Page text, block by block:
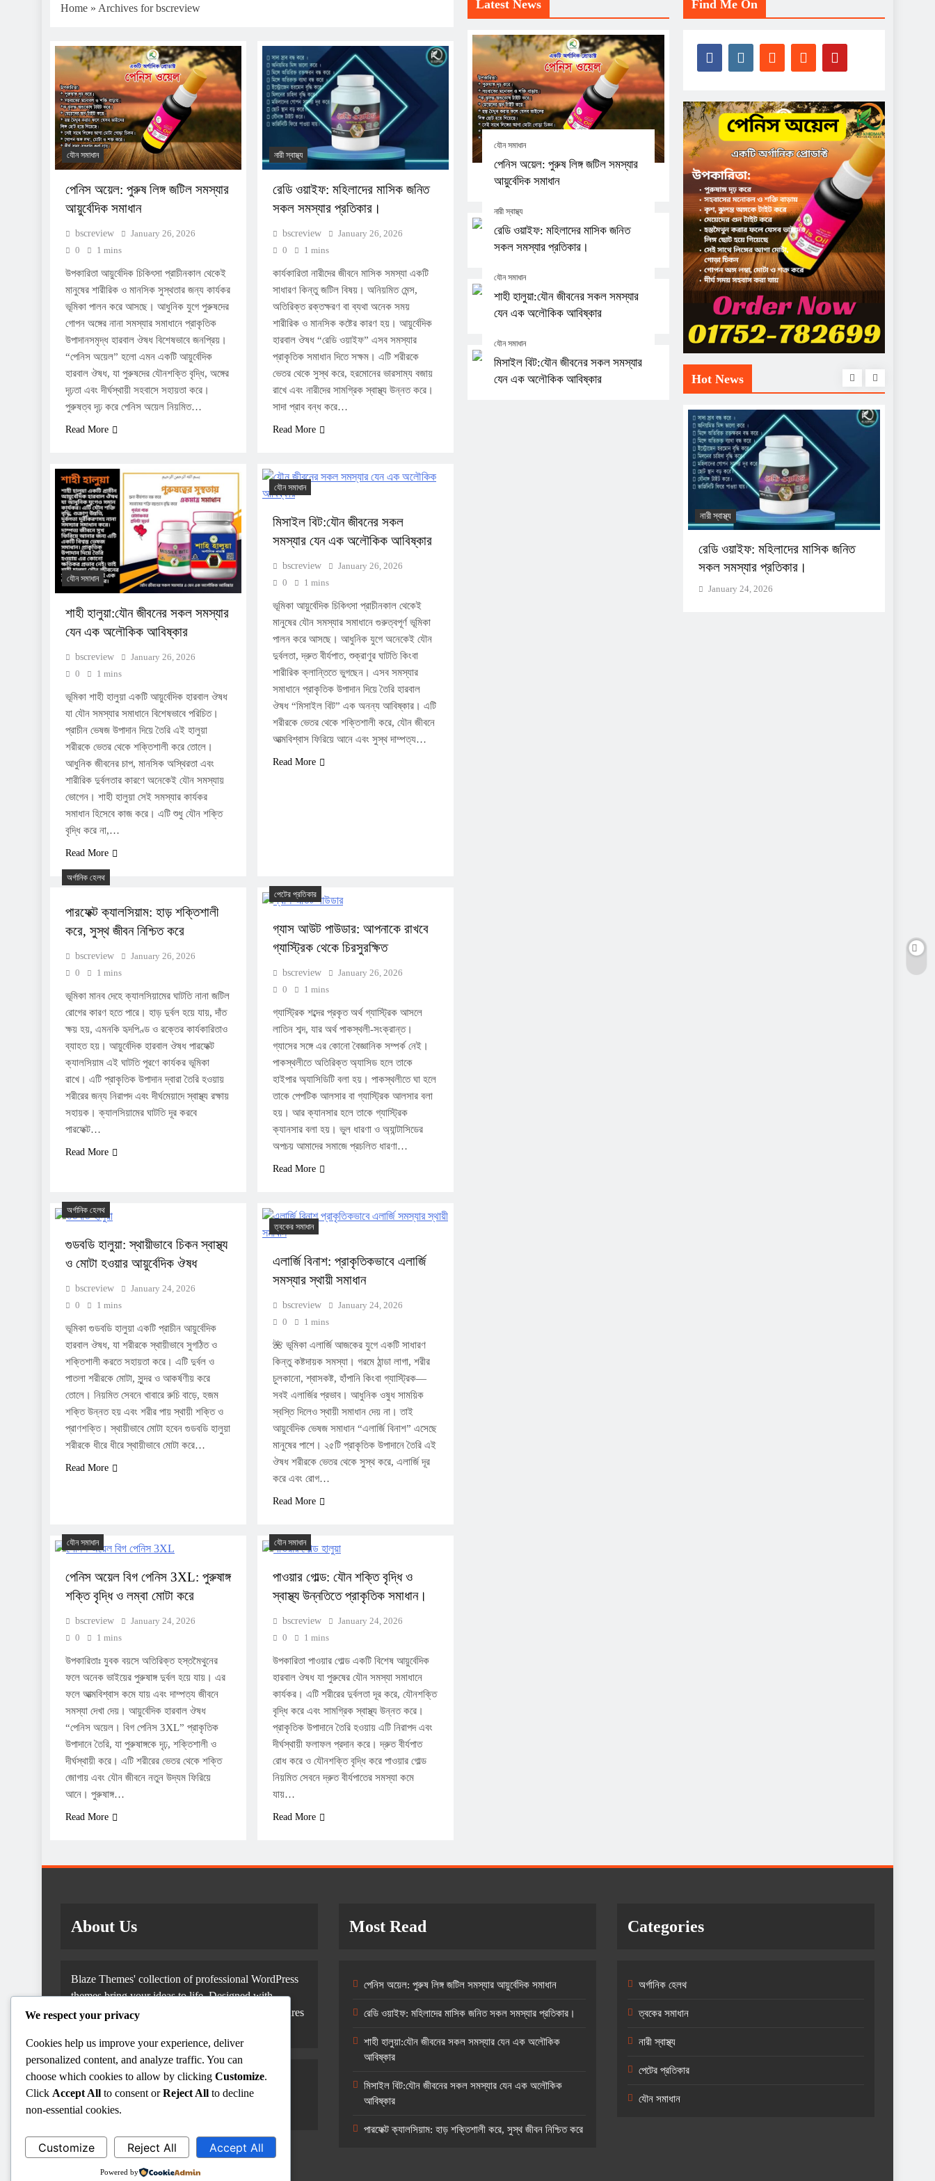
Latest News
যৌন সমাধান
পেনিস অয়েল: পুরুষ লিঙ্গ জটিল সমস্যার
আয়ুর্বেদিক সমাধান
নারী স্বাস্থ্য
রেডি ওয়াইফ: মহিলাদের মাসিক জনিত
সকল সমস্যার প্রতিকার।
যৌন সমাধান
শাহী হালুয়া:যৌন জীবনের সকল সমস্যার
যেন এক অলৌকিক আবিষ্কার
যৌন সমাধান
মিসাইল বিট:যৌন জীবনের সকল সমস্যার
যেন এক অলৌকিক আবিষ্কার
Home » Archives for bscreview
যৌন সমাধান
পেনিস অয়েল: পুরুষ লিঙ্গ জটিল সমস্যার
আয়ুর্বেদিক সমাধান
bscreview
January 26, 2026
0
1 mins
উপকারিতা আয়ুর্বেদিক চিকিৎসা প্রাচীনকাল থেকেই
মানুষের শারীরিক ও মানসিক সুস্থতার জন্য কার্যকর
ভূমিকা পালন করে আসছে। আধুনিক যুগে পুরুষদের
গোপন অঙ্গের নানা সমস্যার সমাধানে প্রাকৃতিক
উপাদানসমৃদ্ধ হারবাল ঔষধ বিশেষভাবে জনপ্রিয়।
“পেনিস অয়েল” হলো এমন একটি আয়ুর্বেদিক
হারবাল ঔষধ, যা পুরুষদের যৌনশক্তি বৃদ্ধি, অঙ্গের
দৃঢ়তা এবং দীর্ঘস্থায়ী সহবাসে সহায়তা করে।
পুরুষত্ব দৃঢ় করে পেনিস অয়েল নিয়মিত…
Read More
নারী স্বাস্থ্য
রেডি ওয়াইফ: মহিলাদের মাসিক জনিত
সকল সমস্যার প্রতিকার।
bscreview
January 26, 2026
0
1 mins
কার্যকারিতা নারীদের জীবনে মাসিক সমস্যা একটি
সাধারণ কিন্তু জটিল বিষয়। অনিয়মিত মেন্স,
অতিরিক্ত রক্তক্ষরণ বা ব্যথা অনেক সময়
শারীরিক ও মানসিক কষ্টের কারণ হয়। আয়ুর্বেদিক
হারবাল ঔষধ “রেডি ওয়াইফ” এসব সমস্যার
প্রাকৃতিক সমাধান দিতে সক্ষম। এটি শরীরকে
ভেতর থেকে সুস্থ করে, হরমোনের ভারসাম্য বজায়
রাখে এবং নারীদের সামগ্রিক স্বাস্থ্য উন্নত করে।
সাদা প্রাব বন্ধ করে…
Read More
যৌন সমাধান
শাহী হালুয়া:যৌন জীবনের সকল সমস্যার
যেন এক অলৌকিক আবিষ্কার
bscreview
January 26, 2026
0
1 mins
ভূমিকা শাহী হালুয়া একটি আয়ুর্বেদিক হারবাল ঔষধ
যা যৌন সমস্যার সমাধানে বিশেষভাবে পরিচিত।
প্রাচীন ভেষজ উপাদান দিয়ে তৈরি এই হালুয়া
শরীরকে ভেতর থেকে শক্তিশালী করে তোলে।
আধুনিক জীবনের চাপ, মানসিক অস্থিরতা এবং
শারীরিক দুর্বলতার কারণে অনেকেই যৌন সমস্যায়
ভোগেন। শাহী হালুয়া সেই সমস্যার কার্যকর
সমাধান হিসেবে কাজ করে। এটি শুধু যৌন শক্তি
বৃদ্ধি করে না,…
Read More
যৌন সমাধান
মিসাইল বিট:যৌন জীবনের সকল
সমস্যার যেন এক অলৌকিক আবিষ্কার
bscreview
January 26, 2026
0
1 mins
ভূমিকা আয়ুর্বেদিক চিকিৎসা প্রাচীনকাল থেকেই
মানুষের যৌন সমস্যার সমাধানে গুরুত্বপূর্ণ ভূমিকা
পালন করে আসছে। আধুনিক যুগে অনেকেই যৌন
দুর্বলতা, দ্রুত বীর্যপাত, শুক্রাণুর ঘাটতি কিংবা
শারীরিক ক্লান্তিতে ভুগছেন। এসব সমস্যার
সমাধানে প্রাকৃতিক উপাদান দিয়ে তৈরি হারবাল
ঔষধ “মিসাইল বিট” এক অনন্য আবিষ্কার। এটি
শরীরকে ভেতর থেকে শক্তিশালী করে, যৌন জীবনে
আত্মবিশ্বাস ফিরিয়ে আনে এবং সুস্থ দাম্পত্য…
Read More
অর্গানিক হেলথ
পারফেক্ট ক্যালসিয়াম: হাড় শক্তিশালী
করে, সুস্থ জীবন নিশ্চিত করে
bscreview
January 26, 2026
0
1 mins
ভূমিকা মানব দেহে ক্যালসিয়ামের ঘাটতি নানা জটিল
রোগের কারণ হতে পারে। হাড় দুর্বল হয়ে যায়, দাঁত
ক্ষয় হয়, এমনকি হৃদপিণ্ড ও রক্তের কার্যকারিতাও
ব্যাহত হয়। আয়ুর্বেদিক হারবাল ঔষধ পারফেক্ট
ক্যালসিয়াম এই ঘাটতি পূরণে কার্যকর ভূমিকা
রাখে। এটি প্রাকৃতিক উপাদান দ্বারা তৈরি হওয়ায়
শরীরের জন্য নিরাপদ এবং দীর্ঘমেয়াদে স্বাস্থ্য রক্ষায়
সহায়ক। ক্যালসিয়ামের ঘাটতি দূর করবে
পারফেক্ট…
Read More
পেটের প্রতিকার
গ্যাস আউট পাউডার: আপনাকে রাখবে
গ্যাস্ট্রিক থেকে চিরসুরক্ষিত
bscreview
January 26, 2026
0
1 mins
গ্যাস্ট্রিক শব্দের প্রকৃত অর্থ গ্যাস্ট্রিক আসলে
লাতিন শব্দ, যার অর্থ পাকস্থলী-সংক্রান্ত।
গ্যাসের সঙ্গে এর কোনো বৈজ্ঞানিক সম্পর্ক নেই।
পাকস্থলীতে অতিরিক্ত অ্যাসিড হলে তাকে
হাইপার অ্যাসিডিটি বলা হয়। পাকস্থলীতে ঘা হলে
তাকে পেপটিক আলসার বা গ্যাস্ট্রিক আলসার বলা
হয়। আর ক্যানসার হলে তাকে গ্যাস্ট্রিক
ক্যানসার বলা হয়। ভুল ধারণা ও অ্যান্টাসিডের
অপচয় আমাদের সমাজে প্রচলিত ধারণা…
Read More
অর্গানিক হেলথ
গুডবডি হালুয়া: স্থায়ীভাবে চিকন স্বাস্থ্য
ও মোটা হওয়ার আয়ুর্বেদিক ঔষধ
bscreview
January 24, 2026
0
1 mins
ভূমিকা গুডবডি হালুয়া একটি প্রাচীন আয়ুর্বেদিক
হারবাল ঔষধ, যা শরীরকে স্থায়ীভাবে সুগঠিত ও
শক্তিশালী করতে সহায়তা করে। এটি দুর্বল ও
পাতলা শরীরকে মোটা, সুন্দর ও আকর্ষণীয় করে
তোলে। নিয়মিত সেবনে খাবারে রুচি বাড়ে, হজম
শক্তি উন্নত হয় এবং শরীর পায় স্থায়ী শক্তি ও
প্রাণশক্তি। স্থায়ীভাবে মোটা হবেন গুডবডি হালুয়া
শরীরকে ধীরে ধীরে স্থায়ীভাবে মোটা করে…
Read More
ত্বকের সমাধান
এলার্জি বিনাশ: প্রাকৃতিকভাবে এলার্জি
সমস্যার স্থায়ী সমাধান
bscreview
January 24, 2026
0
1 mins
🌺 ভূমিকা এলার্জি আজকের যুগে একটি সাধারণ
কিন্তু কষ্টদায়ক সমস্যা। গরমে ঠান্ডা লাগা, শরীর
চুলকানো, শ্বাসকষ্ট, হাঁপানি কিংবা গ্যাস্ট্রিক—
সবই এলার্জির প্রভাব। আধুনিক ওষুধ সাময়িক
স্বস্তি দিলেও স্থায়ী সমাধান দেয় না। তাই
আয়ুর্বেদিক ভেষজ সমাধান “এলার্জি বিনাশ” এসেছে
মানুষের পাশে। ২৫টি প্রাকৃতিক উপাদানে তৈরি এই
ঔষধ শরীরকে ভেতর থেকে সুস্থ করে, এলার্জি দূর
করে এবং রোগ…
Read More
যৌন সমাধান
পেনিস অয়েল বিগ পেনিস 3XL: পুরুষাঙ্গ
শক্তি বৃদ্ধি ও লম্বা মোটা করে
bscreview
January 24, 2026
0
1 mins
উপকারিতাঃ যুবক বয়সে অতিরিক্ত হস্তমৈথুনের
ফলে অনেক ভাইয়ের পুরুষাঙ্গ দুর্বল হয়ে যায়। এর
ফলে আত্মবিশ্বাস কমে যায় এবং দাম্পত্য জীবনে
সমস্যা দেখা দেয়। আয়ুর্বেদিক হারবাল ঔষধ
“পেনিস অয়েল। বিগ পেনিস 3XL” প্রাকৃতিক
উপাদানে তৈরি, যা পুরুষাঙ্গকে দৃঢ়, শক্তিশালী ও
দীর্ঘস্থায়ী করে। এটি শরীরের ভেতর থেকে শক্তি
জোগায় এবং যৌন জীবনে নতুন উদ্যম ফিরিয়ে
আনে। পুরুষাঙ্গ…
Read More
যৌন সমাধান
পাওয়ার গোল্ড: যৌন শক্তি বৃদ্ধি ও
স্বাস্থ্য উন্নতিতে প্রাকৃতিক সমাধান।
bscreview
January 24, 2026
0
1 mins
উপকারিতা পাওয়ার গোল্ড একটি বিশেষ আয়ুর্বেদিক
হারবাল ঔষধ যা পুরুষের যৌন সমস্যা সমাধানে
কার্যকর। এটি শরীরের দুর্বলতা দূর করে, যৌনশক্তি
বৃদ্ধি করে এবং সামগ্রিক স্বাস্থ্য উন্নত করে।
প্রাকৃতিক উপাদানে তৈরি হওয়ায় এটি নিরাপদ এবং
দীর্ঘস্থায়ী ফলাফল প্রদান করে। দ্রুত বীর্যপাত
রোধ করে ও যৌনশক্তি বৃদ্ধি করে পাওয়ার গোল্ড
নিয়মিত সেবনে দ্রুত বীর্যপাতের সমস্যা কমে
যায়…
Read More
Find Me On
Hot News
নারী স্বাস্থ্য
রেডি ওয়াইফ: মহিলাদের মাসিক জনিত
সকল সমস্যার প্রতিকার।
January 24, 2026
About Us
Blaze Themes' collection of professional WordPress
themes bring your ideas to life. Designed with
improved UI & UX and additional advanced features
Email:support@blazethemes.com,
Tel: +944-5484451244.
Most Read
পেনিস অয়েল: পুরুষ লিঙ্গ জটিল সমস্যার আয়ুর্বেদিক সমাধান
রেডি ওয়াইফ: মহিলাদের মাসিক জনিত সকল সমস্যার প্রতিকার।
শাহী হালুয়া:যৌন জীবনের সকল সমস্যার যেন এক অলৌকিক
আবিষ্কার
মিসাইল বিট:যৌন জীবনের সকল সমস্যার যেন এক অলৌকিক
আবিষ্কার
পারফেক্ট ক্যালসিয়াম: হাড় শক্তিশালী করে, সুস্থ জীবন নিশ্চিত করে
Categories
অর্গানিক হেলথ
ত্বকের সমাধান
নারী স্বাস্থ্য
পেটের প্রতিকার
যৌন সমাধান
We respect your privacy
Cookies help us improve your experience, deliver
personalized content, and analyze traffic. You can
choose which cookies to allow by clicking Customize.
Click Accept All to consent orReject All to decline
non-essential cookies.
Customize Reject All Accept All
Powered by